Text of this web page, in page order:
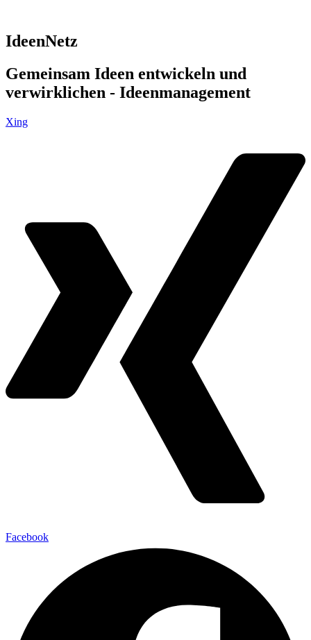
IdeenNetz
Gemeinsam Ideen entwickeln und
verwirklichen - Ideenmanagement
Xing
Facebook